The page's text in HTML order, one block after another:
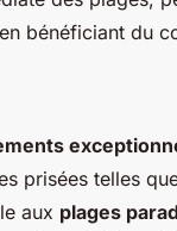
bénéficiant du
prisées telles
aux plages